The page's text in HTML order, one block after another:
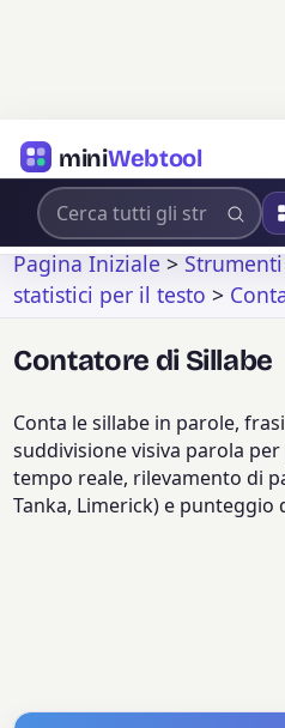
miniWebtool
Pagina Iniziale>
statistici per il testo >
Contatore di Sillabe
Conta le sillabe in parole,
suddivisione visiva parola
tempo reale, rilevamento di
Tanka, Limerick) e punteggio